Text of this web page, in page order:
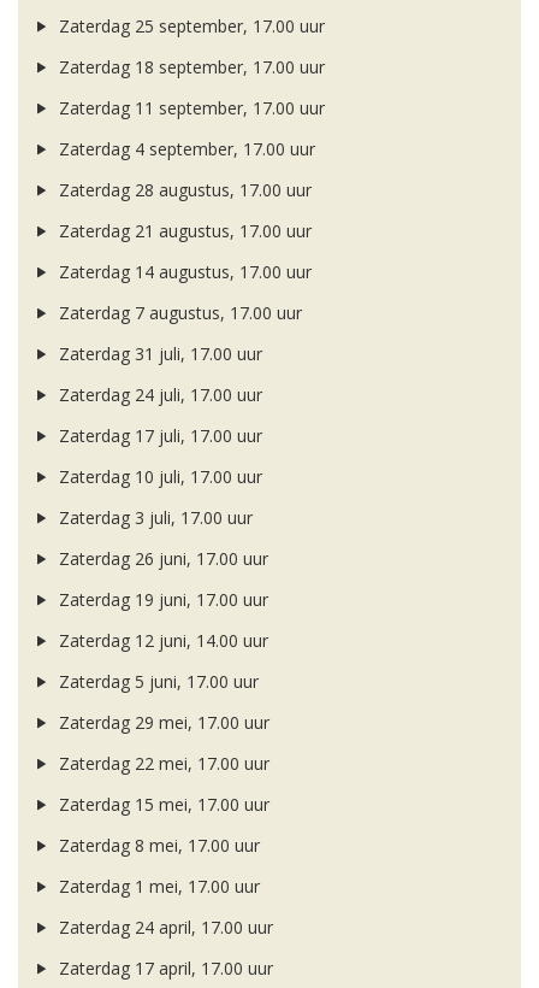
Zaterdag 25 september, 17.00 uur
Zaterdag 18 september, 17.00 uur
Zaterdag 11 september, 17.00 uur
Zaterdag 4 september, 17.00 uur
Zaterdag 28 augustus, 17.00 uur
Zaterdag 21 augustus, 17.00 uur
Zaterdag 14 augustus, 17.00 uur
Zaterdag 7 augustus, 17.00 uur
Zaterdag 31 juli, 17.00 uur
Zaterdag 24 juli, 17.00 uur
Zaterdag 17 juli, 17.00 uur
Zaterdag 10 juli, 17.00 uur
Zaterdag 3 juli, 17.00 uur
Zaterdag 26 juni, 17.00 uur
Zaterdag 19 juni, 17.00 uur
Zaterdag 12 juni, 14.00 uur
Zaterdag 5 juni, 17.00 uur
Zaterdag 29 mei, 17.00 uur
Zaterdag 22 mei, 17.00 uur
Zaterdag 15 mei, 17.00 uur
Zaterdag 8 mei, 17.00 uur
Zaterdag 1 mei, 17.00 uur
Zaterdag 24 april, 17.00 uur
Zaterdag 17 april, 17.00 uur